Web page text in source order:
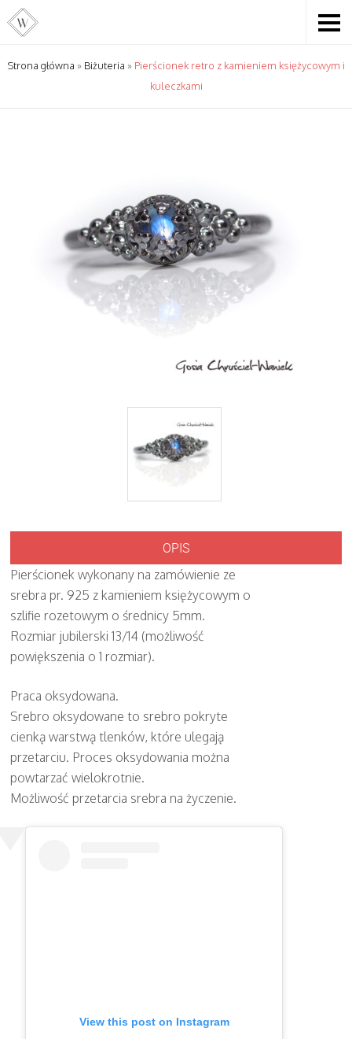
Strona główna » Biżuteria » Pierścionek retro z kamieniem księżycowym i
kuleczkami
OPIS
Pierścionek wykonany na zamówienie ze
srebra pr. 925 z kamieniem księżycowym o
szlifie rozetowym o średnicy 5mm.
Rozmiar jubilerski 13/14 (możliwość
powiększenia o 1 rozmiar).
Praca oksydowana.
Srebro oksydowane to srebro pokryte
cienką warstwą tlenków, które ulegają
przetarciu. Proces oksydowania można
powtarzać wielokrotnie.
Możliwość przetarcia srebra na życzenie.
View this post on Instagram